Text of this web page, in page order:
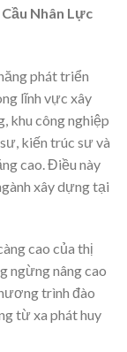
Nhân Lực
phát triển
lĩnh vực xây
khu công nghiệp
kiến trúc sư và
cao. Điều này
xây dựng tại
cao của thị
ngừng nâng cao
trình đào
từ xa phát huy